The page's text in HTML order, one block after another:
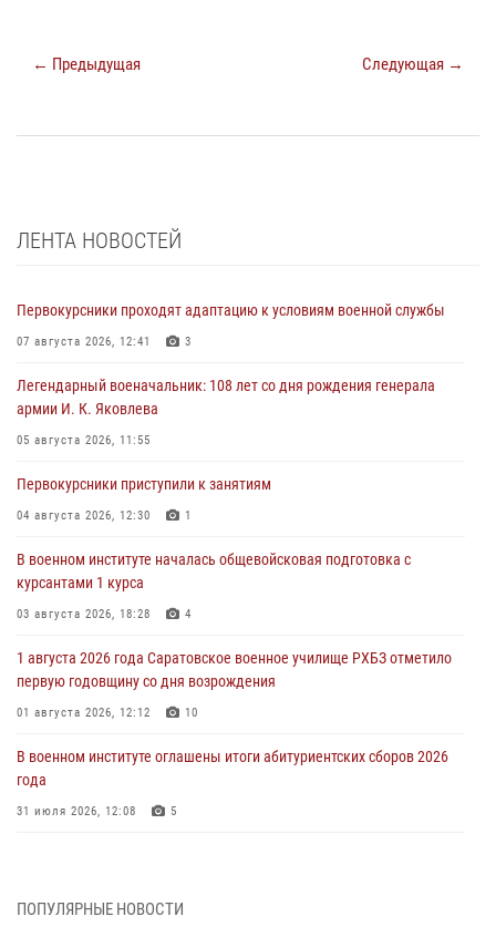
← Предыдущая Следующая →
ЛЕНТА НОВОСТЕЙ
Первокурсники проходят адаптацию к условиям военной службы
07 августа 2026, 12:41 3
Легендарный военачальник: 108 лет со дня рождения генерала
армии И. К. Яковлева
05 августа 2026, 11:55
Первокурсники приступили к занятиям
04 августа 2026, 12:30 1
В военном институте началась общевойсковая подготовка с
курсантами 1 курса
03 августа 2026, 18:28 4
1 августа 2026 года Саратовское военное училище РХБЗ отметило
первую годовщину со дня возрождения
01 августа 2026, 12:12 10
В военном институте оглашены итоги абитуриентских сборов 2026
года
31 июля 2026, 12:08 5
29 июля 2026, 06:45 2
ПОПУЛЯРНЫЕ НОВОСТИ